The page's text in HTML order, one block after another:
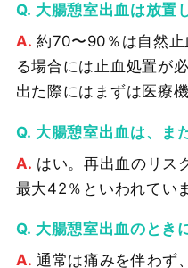
大腸憩室出血は放置
約70〜90％は自然
る場合には止血処置が
出た際にはまずは医療
大腸憩室出血は、ま
はい。再出血のリス
最大42％といわれてい
大腸憩室出血のとき
通常は痛みを伴わず